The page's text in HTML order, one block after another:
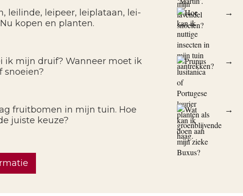
leilinde, leipeer, leiplataan, lei-
kopen en planten.
→
ik mijn druif? Wanneer moet ik
snoeien?
→
fruitbomen in mijn tuin. Hoe
juiste keuze?
→